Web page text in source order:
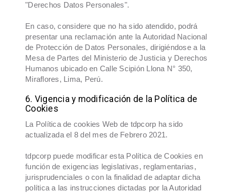
"Derechos Datos Personales".
En caso, considere que no ha sido atendido, podrá
presentar una reclamación ante la Autoridad Nacional
de Protección de Datos Personales, dirigiéndose a la
Mesa de Partes del Ministerio de Justicia y Derechos
Humanos ubicado en Calle Scipión Llona N° 350,
Miraflores, Lima, Perú.
6. Vigencia y modificación de la Política de
Cookies
La Política de cookies Web de tdpcorp ha sido
actualizada el 8 del mes de Febrero 2021.
tdpcorp puede modificar esta Política de Cookies en
función de exigencias legislativas, reglamentarias,
jurisprudenciales o con la finalidad de adaptar dicha
política a las instrucciones dictadas por la Autoridad